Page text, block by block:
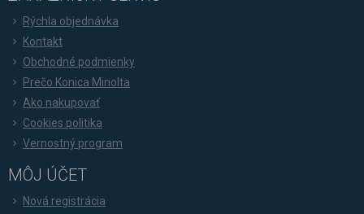
Rýchla objednávka
Kontakt
Obchodné podmienky
Prečo Konica Minolta
Ako nakupovať
Cookies politika
Vernostný program
MÔJ ÚČET
Nová registrácia